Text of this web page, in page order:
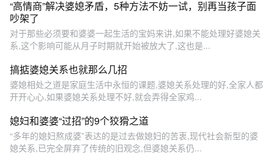
“高情商”解决婆媳矛盾，5种方法不妨一试，别再当孩子面
吵架了
对于那些必须要和婆婆一起生活的宝妈来讲,如果不能处理好婆媳关
系,这个影响可能从月子时期就开始被放大了,这也是...
搞掂婆媳关系也就那么几招
婆媳相处之道是家庭生活中永恒的课题,婆媳关系处理的好,全家人都
开开心心,如果婆媳关系处理不好,就会弄得全家鸡...
媳妇和婆婆“过招”的9个狡猾之道
“多年的媳妇熬成婆”表达的是过去做媳妇的苦衷,现代社会新型的婆
媳关系,已完全屏弃了传统的旧观念,但婆媳关系仍...